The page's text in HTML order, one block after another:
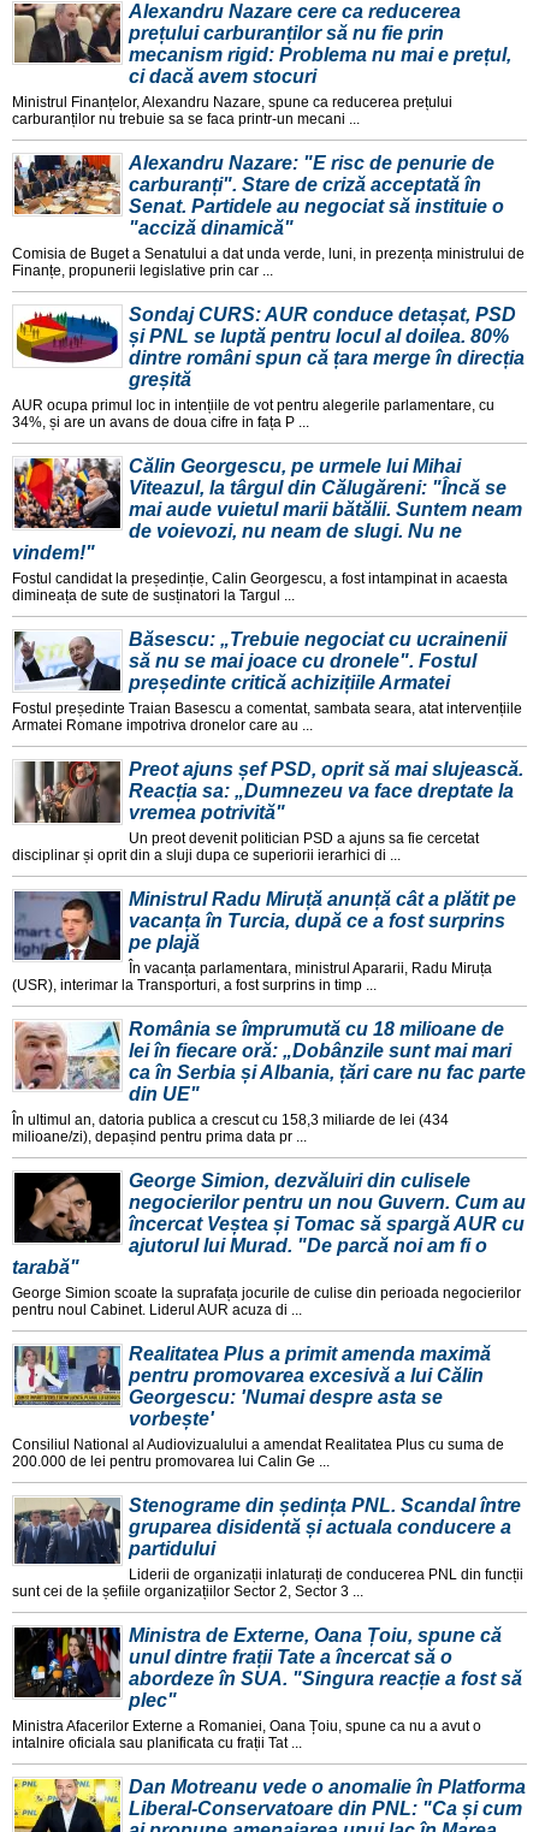
Alexandru Nazare cere ca reducerea
prețului carburanților să nu fie prin
mecanism rigid: Problema nu mai e prețul,
ci dacă avem stocuri
Ministrul Finanțelor, Alexandru Nazare, spune ca reducerea prețului
carburanților nu trebuie sa se faca printr-un mecani ...
Alexandru Nazare: "E risc de penurie de
carburanți". Stare de criză acceptată în
Senat. Partidele au negociat să instituie o
"acciză dinamică"
Comisia de Buget a Senatului a dat unda verde, luni, in prezența ministrului de
Finanțe, propunerii legislative prin car ...
Sondaj CURS: AUR conduce detașat, PSD
și PNL se luptă pentru locul al doilea. 80%
dintre români spun că țara merge în direcția
greșită
AUR ocupa primul loc in intențiile de vot pentru alegerile parlamentare, cu
34%, și are un avans de doua cifre in fața P ...
Călin Georgescu, pe urmele lui Mihai
Viteazul, la târgul din Călugăreni: "Încă se
mai aude vuietul marii bătălii. Suntem neam
de voievozi, nu neam de slugi. Nu ne
vindem!"
Fostul candidat la președinție, Calin Georgescu, a fost intampinat in acaesta
dimineața de sute de susținatori la Targul ...
Băsescu: „Trebuie negociat cu ucrainenii
să nu se mai joace cu dronele". Fostul
președinte critică achizițiile Armatei
Fostul președinte Traian Basescu a comentat, sambata seara, atat intervențiile
Armatei Romane impotriva dronelor care au ...
Preot ajuns șef PSD, oprit să mai slujească.
Reacția sa: „Dumnezeu va face dreptate la
vremea potrivită"
Un preot devenit politician PSD a ajuns sa fie cercetat
disciplinar și oprit din a sluji dupa ce superiorii ierarhici di ...
Ministrul Radu Miruță anunță cât a plătit pe
vacanța în Turcia, după ce a fost surprins
pe plajă
În vacanța parlamentara, ministrul Apararii, Radu Miruța
(USR), interimar la Transporturi, a fost surprins in timp ...
România se împrumută cu 18 milioane de
lei în fiecare oră: „Dobânzile sunt mai mari
ca în Serbia și Albania, țări care nu fac parte
din UE"
În ultimul an, datoria publica a crescut cu 158,3 miliarde de lei (434
milioane/zi), depașind pentru prima data pr ...
George Simion, dezvăluiri din culisele
negocierilor pentru un nou Guvern. Cum au
încercat Veștea și Tomac să spargă AUR cu
ajutorul lui Murad. "De parcă noi am fi o
tarabă"
George Simion scoate la suprafața jocurile de culise din perioada negocierilor
pentru noul Cabinet. Liderul AUR acuza di ...
Realitatea Plus a primit amenda maximă
pentru promovarea excesivă a lui Călin
Georgescu: 'Numai despre asta se
vorbește'
Consiliul National al Audiovizualului a amendat Realitatea Plus cu suma de
200.000 de lei pentru promovarea lui Calin Ge ...
Stenograme din ședința PNL. Scandal între
gruparea disidentă și actuala conducere a
partidului
Liderii de organizații inlaturați de conducerea PNL din funcții
sunt cei de la șefiile organizațiilor Sector 2, Sector 3 ...
Ministra de Externe, Oana Țoiu, spune că
unul dintre frații Tate a încercat să o
abordeze în SUA. "Singura reacție a fost să
plec"
Ministra Afacerilor Externe a Romaniei, Oana Țoiu, spune ca nu a avut o
intalnire oficiala sau planificata cu frații Tat ...
Dan Motreanu vede o anomalie în Platforma
Liberal-Conservatoare din PNL: "Ca și cum